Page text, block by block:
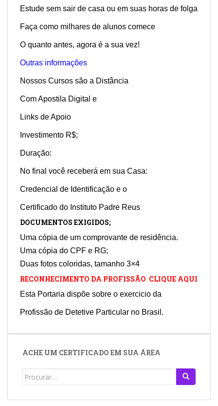
Estude sem sair de casa ou em suas horas de folga
Faça como milhares de alunos comece
O quanto antes, agora é a sua vez!
Outras informações
Nossos Cursos são a Distância
Com Apostila Digital e
Links de Apoio
Investimento R$;
Duração:
No final você receberá em sua Casa:
Credencial de Identificação e o
Certificado do Instituto Padre Reus
DOCUMENTOS EXIGIDOS;
Uma cópia de um comprovante de residência.
Uma cópia do CPF e RG;
Duas fotos coloridas, tamanho 3×4
RECONHECIMENTO DA PROFISSÃO CLIQUE AQUI
Esta Portaria dispõe sobre o exercicio da
Profissão de Detetive Particular no Brasil.
ACHE UM CERTIFICADO EM SUA ÁREA
Search